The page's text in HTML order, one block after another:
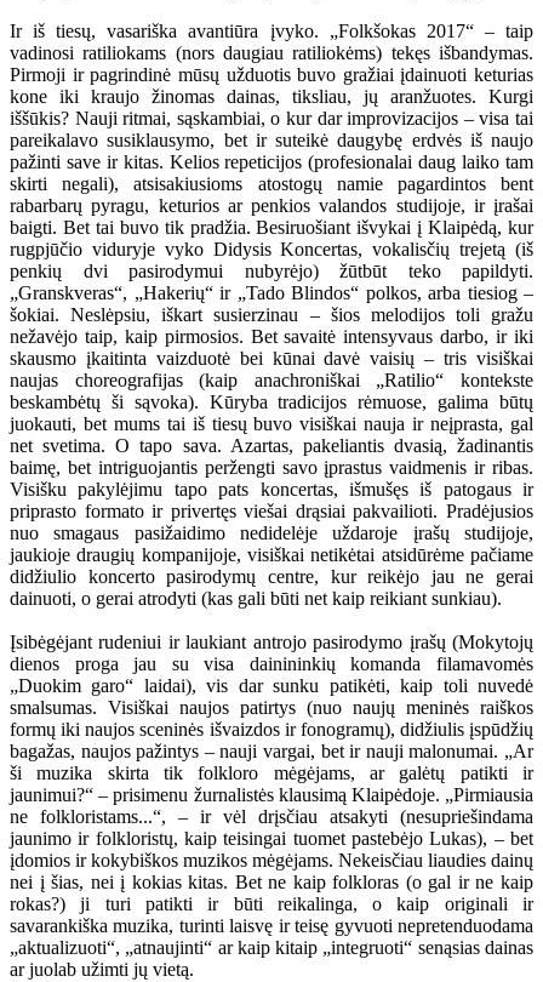
Ir iš tiesų, vasariška avantiūra įvyko. „Folkšokas 2017“ – taip
vadinosi ratiliokams (nors daugiau ratiliokėms) tekęs išbandymas.
Pirmoji ir pagrindinė mūsų užduotis buvo gražiai įdainuoti keturias
kone iki kraujo žinomas dainas, tiksliau, jų aranžuotes. Kurgi
iššūkis? Nauji ritmai, sąskambiai, o kur dar improvizacijos – visa tai
pareikalavo susiklausymo, bet ir suteikė daugybę erdvės iš naujo
pažinti save ir kitas. Kelios repeticijos (profesionalai daug laiko tam
skirti negali), atsisakiusioms atostogų namie pagardintos bent
rabarbarų pyragu, keturios ar penkios valandos studijoje, ir įrašai
baigti. Bet tai buvo tik pradžia. Besiruošiant išvykai į Klaipėdą, kur
rugpjūčio viduryje vyko Didysis Koncertas, vokalisčių trejetą (iš
penkių dvi pasirodymui nubyrėjo) žūtbūt teko papildyti.
„Granskveras“, „Hakerių“ ir „Tado Blindos“ polkos, arba tiesiog –
šokiai. Neslėpsiu, iškart susierzinau – šios melodijos toli gražu
nežavėjo taip, kaip pirmosios. Bet savaitė intensyvaus darbo, ir iki
skausmo įkaitinta vaizduotė bei kūnai davė vaisių – tris visiškai
naujas choreografijas (kaip anachroniškai „Ratilio“ kontekste
beskambėtų ši sąvoka). Kūryba tradicijos rėmuose, galima būtų
juokauti, bet mums tai iš tiesų buvo visiškai nauja ir neįprasta, gal
net svetima. O tapo sava. Azartas, pakeliantis dvasią, žadinantis
baimę, bet intriguojantis peržengti savo įprastus vaidmenis ir ribas.
Visišku pakylėjimu tapo pats koncertas, išmušęs iš patogaus ir
priprasto formato ir privertęs viešai drąsiai pakvailioti. Pradėjusios
nuo smagaus pasižaidimo nedidelėje uždaroje įrašų studijoje,
jaukioje draugių kompanijoje, visiškai netikėtai atsidūrėme pačiame
didžiulio koncerto pasirodymų centre, kur reikėjo jau ne gerai
dainuoti, o gerai atrodyti (kas gali būti net kaip reikiant sunkiau).
Įsibėgėjant rudeniui ir laukiant antrojo pasirodymo įrašų (Mokytojų
dienos proga jau su visa dainininkių komanda filamavomės
„Duokim garo“ laidai), vis dar sunku patikėti, kaip toli nuvedė
smalsumas. Visiškai naujos patirtys (nuo naujų meninės raiškos
formų iki naujos sceninės išvaizdos ir fonogramų), didžiulis įspūdžių
bagažas, naujos pažintys – nauji vargai, bet ir nauji malonumai. „Ar
ši muzika skirta tik folkloro mėgėjams, ar galėtų patikti ir
jaunimui?“ – prisimenu žurnalistės klausimą Klaipėdoje. „Pirmiausia
ne folkloristams...“, – ir vėl drįsčiau atsakyti (nesupriešindama
jaunimo ir folkloristų, kaip teisingai tuomet pastebėjo Lukas), – bet
įdomios ir kokybiškos muzikos mėgėjams. Nekeisčiau liaudies dainų
nei į šias, nei į kokias kitas. Bet ne kaip folkloras (o gal ir ne kaip
rokas?) ji turi patikti ir būti reikalinga, o kaip originali ir
savarankiška muzika, turinti laisvę ir teisę gyvuoti nepretenduodama
„aktualizuoti“, „atnaujinti“ ar kaip kitaip „integruoti“ senąsias dainas
ar juolab užimti jų vietą.